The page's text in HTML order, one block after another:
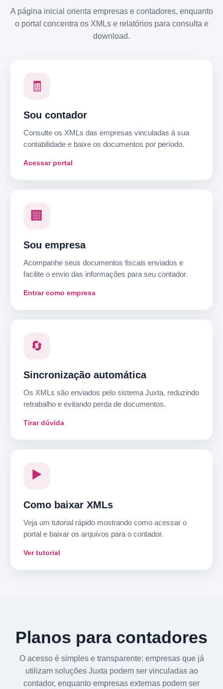
A página inicial orienta empresas e contadores, enquanto
o portal concentra os XMLs e relatórios para consulta e
download.
🧾
Sou contador
Consulte os XMLs das empresas vinculadas à sua
contabilidade e baixe os documentos por período.
Acessar portal
🏢
Sou empresa
Acompanhe seus documentos fiscais enviados e
facilite o envio das informações para seu contador.
Entrar como empresa
🔄
Sincronização automática
Os XMLs são enviados pelo sistema Juxta, reduzindo
retrabalho e evitando perda de documentos.
Tirar dúvida
▶️
Como baixar XMLs
Veja um tutorial rápido mostrando como acessar o
portal e baixar os arquivos para o contador.
Ver tutorial
Planos para contadores
O acesso é simples e transparente: empresas que já
utilizam soluções Juxta podem ser vinculadas ao
contador, enquanto empresas externas podem ser